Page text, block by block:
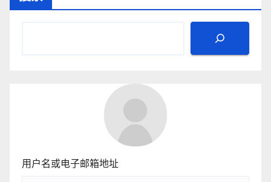
用户名或电子邮箱地址